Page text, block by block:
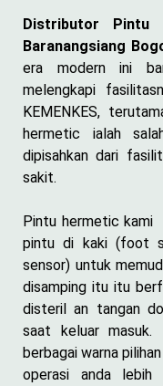
Distributor Pintu
Baranangsiang
era modern ini
melengkapi
KEMENKES,
hermetic ialah
dipisahkan dari
sakit.
Pintu hermetic kami
pintu di kaki (foot
sensor) untuk
disamping itu itu
disteril an tangan
saat keluar
berbagai warna
operasi anda lebih